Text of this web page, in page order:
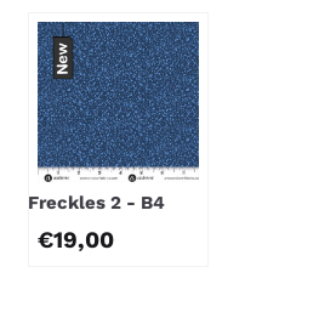
Freckles 2 - B4
€19,00